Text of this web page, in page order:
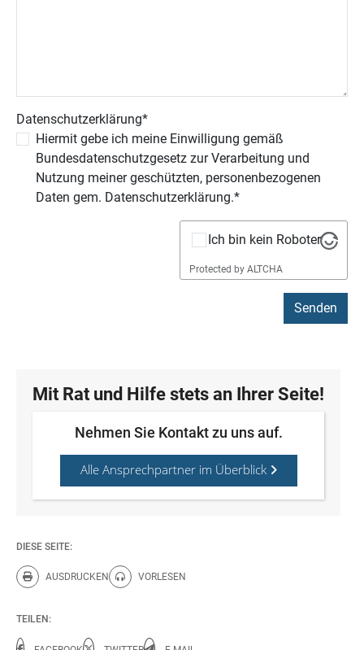
Datenschutzerklärung*
Hiermit gebe ich meine Einwilligung gemäß
Bundesdatenschutzgesetz zur Verarbeitung und
Nutzung meiner geschützten, personenbezogenen
Daten gem. Datenschutzerklärung.*
Ich bin kein Roboter
Protected by ALTCHA
Mit Rat und Hilfe stets an Ihrer Seite!
Nehmen Sie Kontakt zu uns auf.
Alle Ansprechpartner im Überblick
DIESE SEITE:
AUSDRUCKEN
Diese Seite drucken.
VORLESEN
Diese Seite vorlesen.
TEILEN: